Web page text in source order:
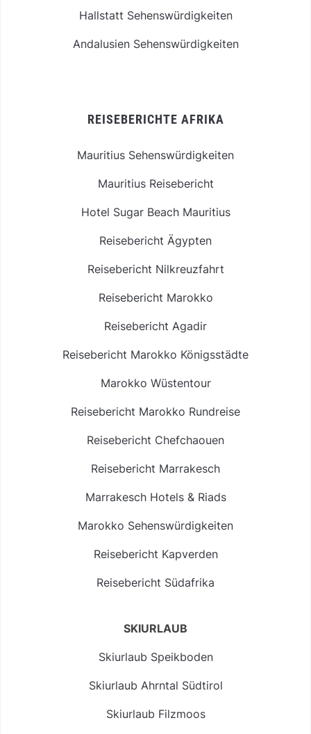
Hallstatt Sehenswürdigkeiten
Andalusien Sehenswürdigkeiten
REISEBERICHTE AFRIKA
Mauritius Sehenswürdigkeiten
Mauritius Reisebericht
Hotel Sugar Beach Mauritius
Reisebericht Ägypten
Reisebericht Nilkreuzfahrt
Reisebericht Marokko
Reisebericht Agadir
Reisebericht Marokko Königsstädte
Marokko Wüstentour
Reisebericht Marokko Rundreise
Reisebericht Chefchaouen
Reisebericht Marrakesch
Marrakesch Hotels & Riads
Marokko Sehenswürdigkeiten
Reisebericht Kapverden
Reisebericht Südafrika
SKIURLAUB
Skiurlaub Speikboden
Skiurlaub Ahrntal Südtirol
Skiurlaub Filzmoos